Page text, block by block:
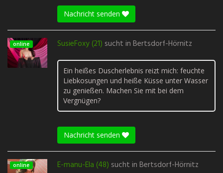
Nachricht senden
online SusieFoxy (21) sucht in Bertsdorf-Hörnitz
Ein heißes Duscherlebnis reizt mich: feuchte
Liebkosungen und heiße Küsse unter Wasser
zu genießen. Machen Sie mit bei dem
Vergnügen?
Nachricht senden
online E-manu-Ela (48) sucht in Bertsdorf-Hörnitz